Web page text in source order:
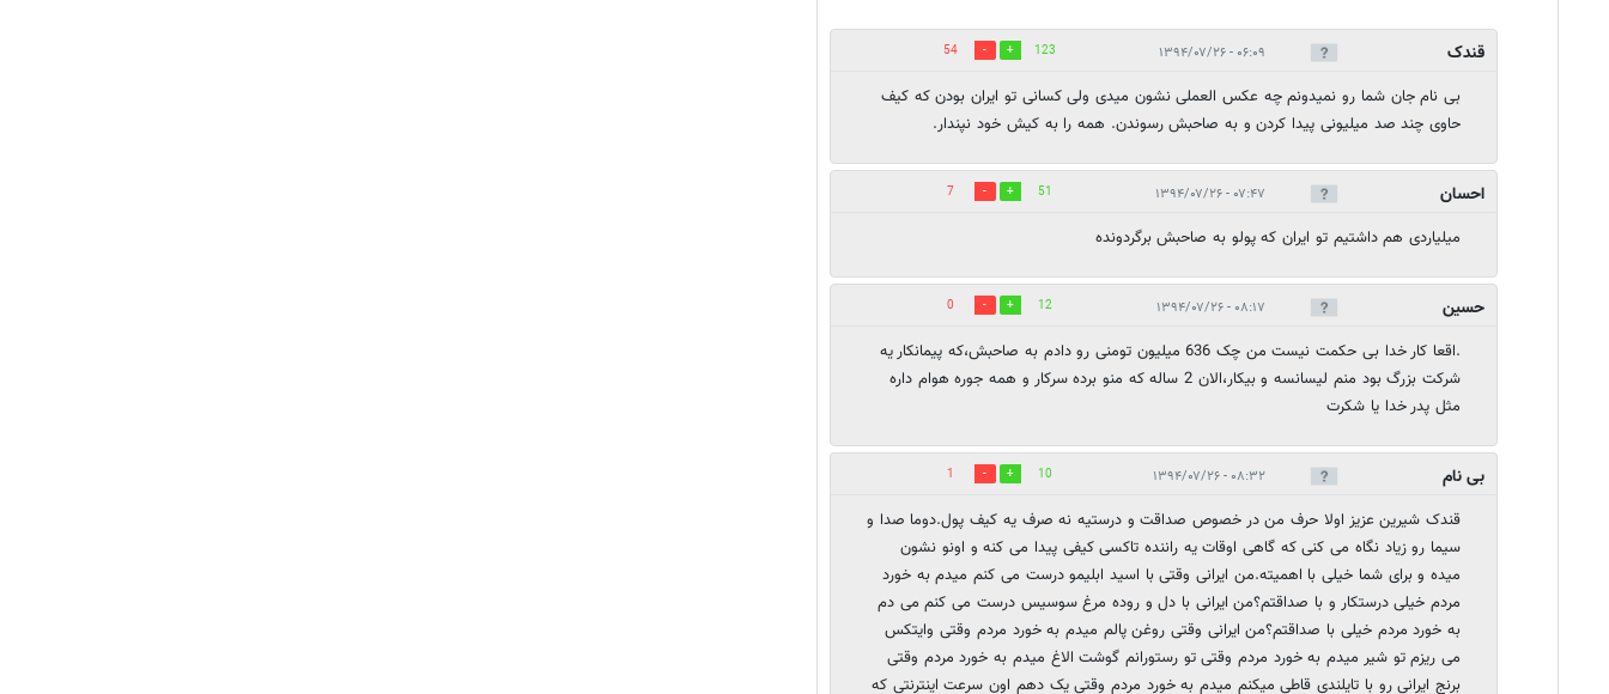
قندک ۰۶:۰۹ - ۱۳۹۴/۰۷/۲۶ 123
54
بی نام جان شما رو نمیدونم چه عکس العملی نشون میدی ولی کسانی تو ایران بودن که کیف
حاوی چند صد میلیونی پیدا کردن و به صاحبش رسوندن. همه را به کیش خود نپندار.
احسان ۰۷:۴۷ - ۱۳۹۴/۰۷/۲۶ 51
7
میلیاردی هم داشتیم تو ایران که پولو به صاحبش برگردونده
حسین ۰۸:۱۷ - ۱۳۹۴/۰۷/۲۶ 12
0
.اقعا کار خدا بی حکمت نیست من چک 636 میلیون تومنی رو دادم به صاحبش،که پیمانکار یه
شرکت بزرگ بود منم لیسانسه و بیکار،الان 2 ساله که منو برده سرکار و همه جوره هوام داره
مثل پدر خدا یا شکرت
بی نام ۰۸:۳۲ - ۱۳۹۴/۰۷/۲۶ 10
1
قندک شیرین عزیز اولا حرف من در خصوص صداقت و درستیه نه صرف یه کیف پول.دوما صدا و
سیما رو زیاد نگاه می کنی که گاهی اوقات یه راننده تاکسی کیفی پیدا می کنه و اونو نشون
میده و برای شما خیلی با اهمیته.من ایرانی وقتی با اسید ابلیمو درست می کنم میدم به خورد
مردم خیلی درستکار و با صداقتم؟من ایرانی با دل و روده مرغ سوسیس درست می کنم می دم
به خورد مردم خیلی با صداقتم؟من ایرانی وقتی روغن پالم میدم به خورد مردم وقتی وایتکس
می ریزم تو شیر میدم به خورد مردم وقتی تو رستورانم گوشت الاغ میدم به خورد مردم وقتی
برنج ایرانی رو با تایلندی قاطی میکنم میدم به خورد مردم وقتی یک دهم اون سرعت اینترنتی که